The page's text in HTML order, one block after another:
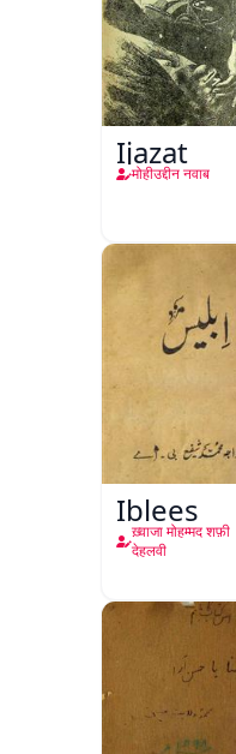
Ijazat
मोहीउद्दीन नवाब
Iblees
ख़्वाजा मोहम्मद शफ़ी
देहलवी